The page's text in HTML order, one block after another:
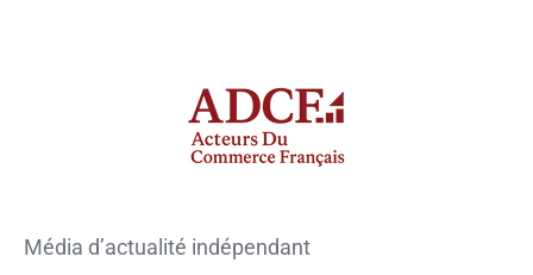
Média d’actualité indépendant